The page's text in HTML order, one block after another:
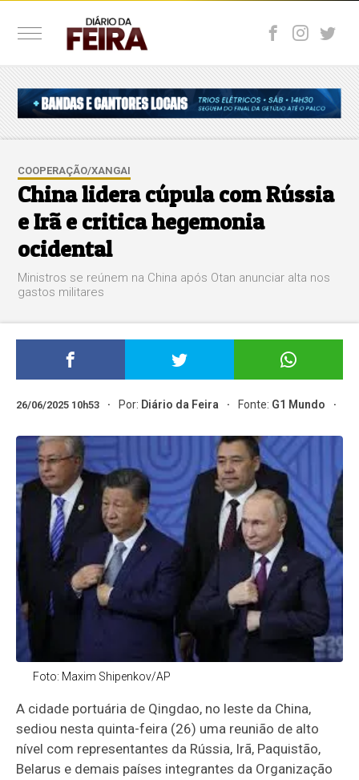
COOPERAÇÃO/XANGAI
China lidera cúpula com Rússia
e Irã e critica hegemonia
ocidental
Ministros se reúnem na China após Otan anunciar alta nos
gastos militares
26/06/2025 10h53 Por: Diário da Feira Fonte: G1 Mundo
Foto: Maxim Shipenkov/AP
A cidade portuária de Qingdao, no leste da China,
sediou nesta quinta-feira (26) uma reunião de alto
nível com representantes da Rússia, Irã, Paquistão,
Belarus e demais países integrantes da Organização